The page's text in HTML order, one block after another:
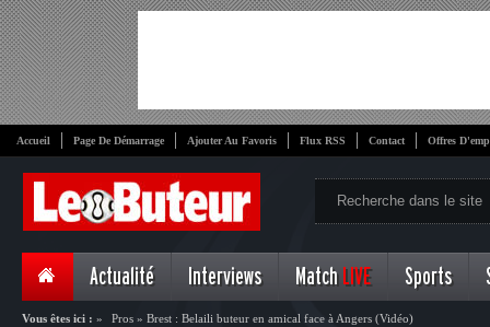
Accueil Page De Démarrage Ajouter Au Favoris Flux RSS Contact Offres
Actualité Interviews Match LIVE Sports
Vous êtes ici : » Pros » Brest : Belaili buteur en amical face à Angers (Vidéo)